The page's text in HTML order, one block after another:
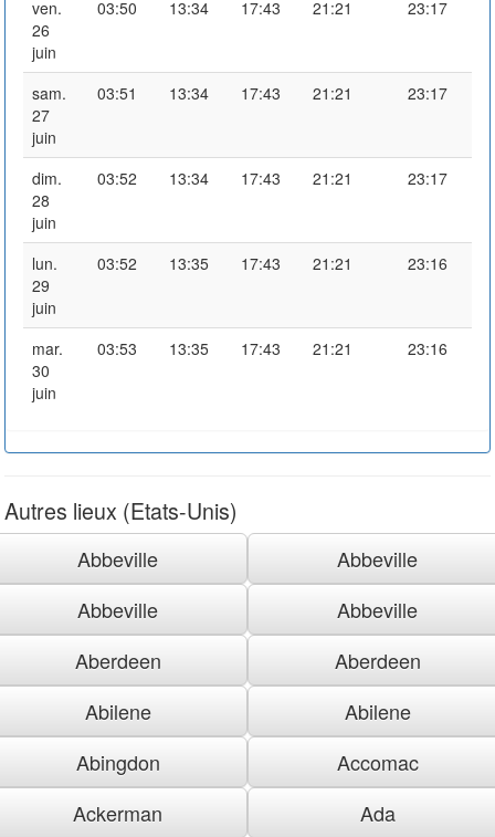
ven.
26
juin
03:50 13:34 17:43 21:21 23:17
sam.
27
juin
03:51 13:34 17:43 21:21 23:17
dim.
28
juin
03:52 13:34 17:43 21:21 23:17
lun.
29
juin
03:52 13:35 17:43 21:21 23:16
mar.
30
juin
03:53 13:35 17:43 21:21 23:16
Autres lieux (Etats-Unis)
Abbeville
Abbeville
Abbeville
Abbeville
Aberdeen
Aberdeen
Abilene
Abilene
Abingdon
Accomac
Ackerman
Ada